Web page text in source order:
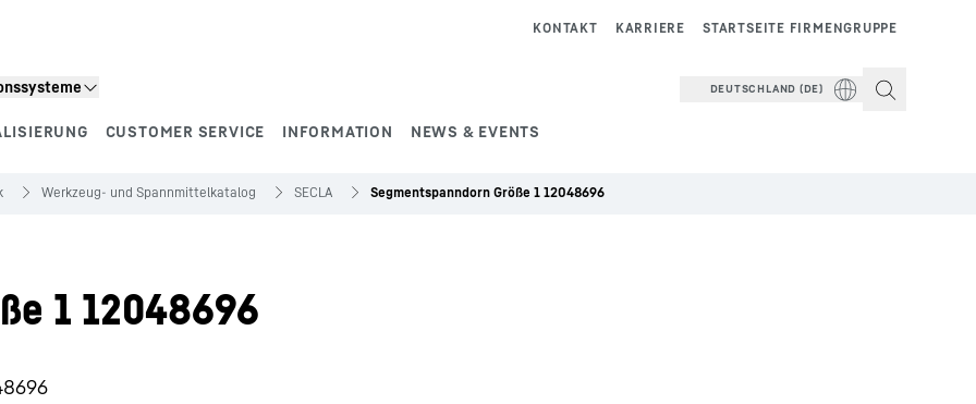
CUSTOMER SERVICE INFORMATION NEWS & EVENTS
STARTSEITE FIRMENGRUPPE
KARRIERE
KONTAKT
DEUTSCHLAND (DE)
Werkzeug- und Spannmittelkatalog SECLA Segmentspanndorn Größe 1 12048696
1 12048696